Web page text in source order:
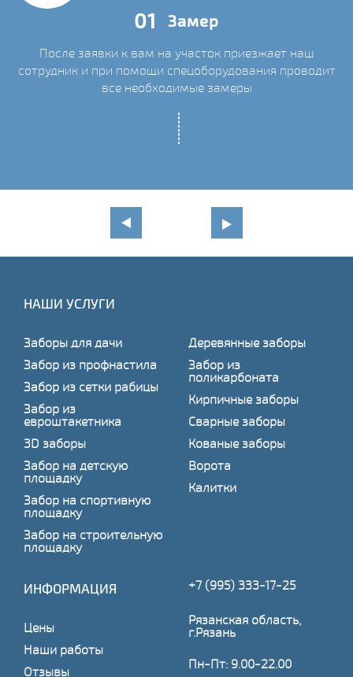
01 Замер
После заявки к вам на участок приезжает наш
сотрудник и при помощи спецоборудования проводит
все необходимые замеры
НАШИ УСЛУГИ
Заборы для дачи
Забор из профнастила
Забор из сетки рабицы
Забор из
евроштакетника
3D заборы
Забор на детскую
площадку
Забор на спортивную
площадку
Забор на строительную
площадку
Деревянные заборы
Забор из
поликарбоната
Кирпичные заборы
Сварные заборы
Кованые заборы
Ворота
Калитки
ИНФОРМАЦИЯ
Цены
Наши работы
Отзывы
+7 (995) 333-17-25
Рязанская область,
г.Рязань
Пн-Пт: 9.00-22.00